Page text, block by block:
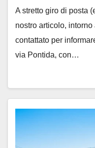
A stretto giro di posta
nostro articolo, intorno
contattato per
via Pontida, con…